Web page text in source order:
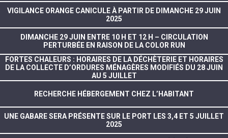
VIGILANCE ORANGE CANICULE À PARTIR DE DIMANCHE 29 JUIN
2025
DIMANCHE 29 JUIN ENTRE 10 H ET 12 H – CIRCULATION
PERTURBÉE EN RAISON DE LA COLOR RUN
FORTES CHALEURS : HORAIRES DE LA DÉCHÈTERIE ET HORAIRES
DE LA COLLECTE D’ORDURES MÉNAGÈRES MODIFIÉS DU 28 JUIN
AU 5 JUILLET
RECHERCHE HÉBERGEMENT CHEZ L’HABITANT
UNE GABARE SERA PRÉSENTE SUR LE PORT LES 3,4 ET 5 JUILLET
2025